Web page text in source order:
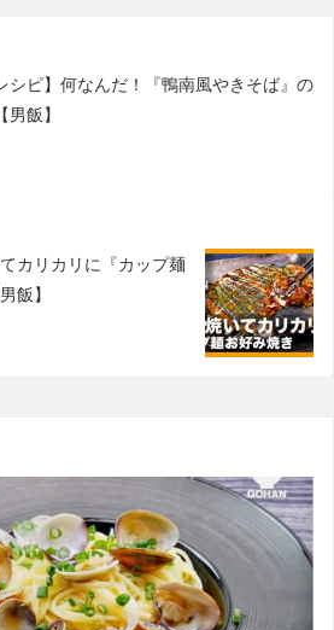
シピ】何なんだ！『鴨南風やきそば』の
飯】
カリカリに『カップ麺
飯】